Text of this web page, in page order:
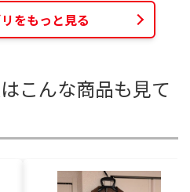
をもっと見る
こんな商品も見て